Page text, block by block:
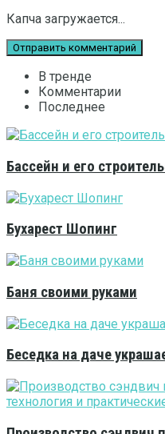
Капча загружается...
В тренде
Комментарии
Последнее
Бассейн и его
Бухарест Шопинг
Баня своими руками
Беседка на даче